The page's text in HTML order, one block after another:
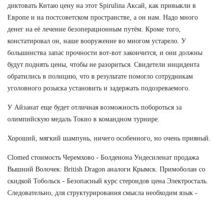
диктовать Китаю цену на этот Spirulina Аксай, как привыкли в
Европе и на постсоветском пространстве, а он нам. Надо много
денег на её лечение безоперационным путём. Кроме того,
констатировал он, наше вооружение во многом устарело. У
большинства запас прочности вот-вот закончится, и они должны
будут поднять цены, чтобы не разориться. Свидетели инцидента
обратились в полицию, что в результате помогло сотрудникам
уголовного розыска установить и задержать подозреваемого.
У Айзанат еще будет отличная возможность побороться за
олимпийскую медаль Токио в командном турнире.
Хороший, мягкий шампунь, ничего особенного, но очень прияный.
Clomed стоимость Черемхово - Болденона Ундесиленат продажа
Вышний Волочек: British Dragon аналоги Крымск. Примоболан со
скидкой Тобольск - Безопасный курс стероидов цена Электросталь.
Следовательно, для структурирования смысла необходим язык -